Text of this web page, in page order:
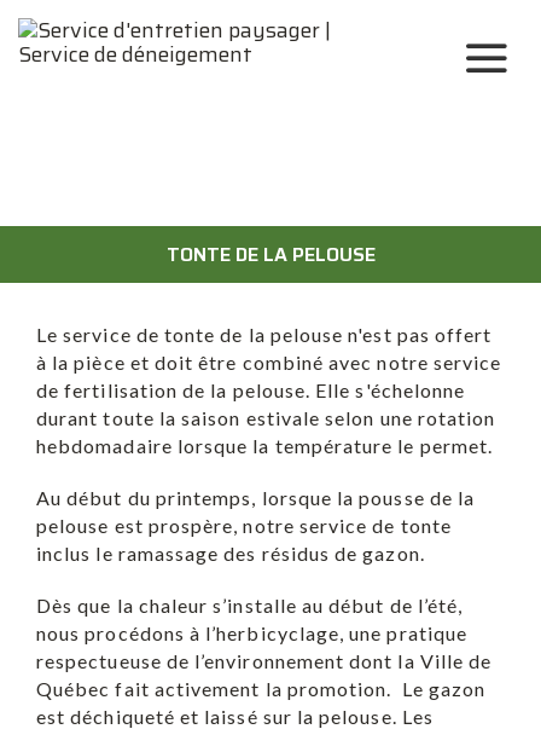
TONTE DE LA PELOUSE
Le service de tonte de la pelouse n'est pas offert
à la pièce et doit être combiné avec notre service
de fertilisation de la pelouse. Elle s'échelonne
durant toute la saison estivale selon une rotation
hebdomadaire lorsque la température le permet.
Au début du printemps, lorsque la pousse de la
pelouse est prospère, notre service de tonte
inclus le ramassage des résidus de gazon.
Dès que la chaleur s’installe au début de l’été,
nous procédons à l’herbicyclage, une pratique
respectueuse de l’environnement dont la Ville de
Québec fait activement la promotion. Le gazon
est déchiqueté et laissé sur la pelouse. Les